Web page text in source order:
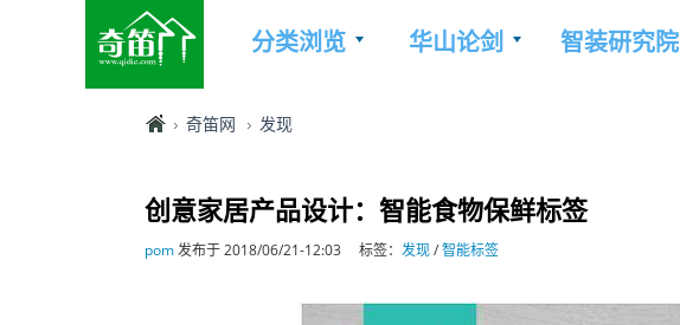
分类浏览 华山论剑 智装研究院
奇笛网 发现
创意家居产品设计：智能食物保鲜标签
pom发布于 2018/06/21-12:03 标签： 发现/智能标签